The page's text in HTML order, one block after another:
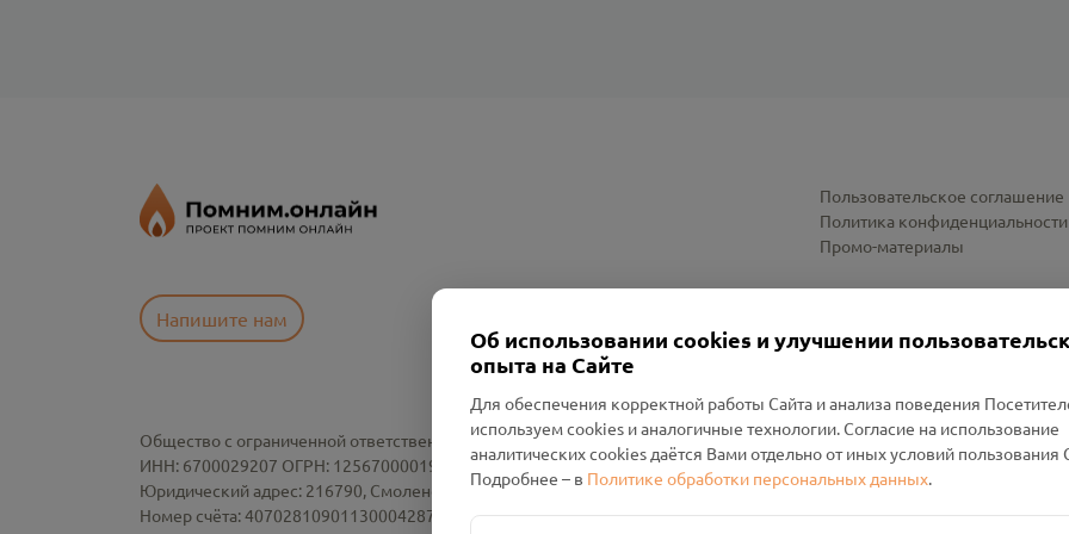
Напишите нам
Пользовательское соглашение
Политика конфиденциальности
Промо-материалы
Общество с ограниченной ответственностью «Смоленский Проект Помним»
ИНН: 6700029207 ОГРН: 1256700001986
Юридический адрес: 216790, Смоленская область, р-н Руднянский, г. Рудня, улица Западная, д. 26А, пом. 18
Номер счёта: 40702810901130004287 в АО "АЛЬФА-БАНК"
Об использовании cookies и улучшении
опыта на Сайте
Для обеспечения корректной работы Сайта и анализа поведения
используем cookies и аналогичные технологии. Согласие на использование
аналитических cookies даётся Вами отдельно от иных условий пользования
Подробнее – в Политике обработки персональных данных.